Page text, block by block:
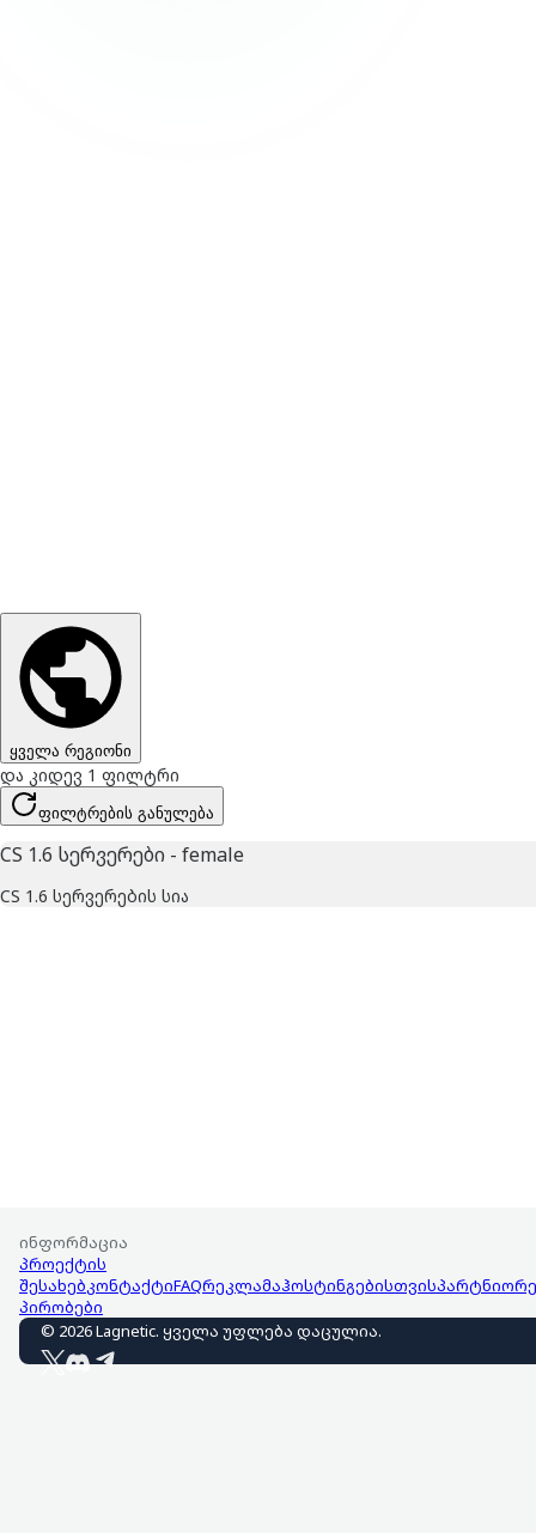
ყველა რეგიონი
და კიდევ 1 ფილტრი
ფილტრების განულება
CS 1.6 სერვერები - female
CS 1.6 სერვერების სია
ინფორმაცია
პროექტის
შესახებკონტაქტიFAQრეკლამაჰოსტინგებისთვის
პირობები
© 2026Lagnetic. ყველა უფლება დაცულია.